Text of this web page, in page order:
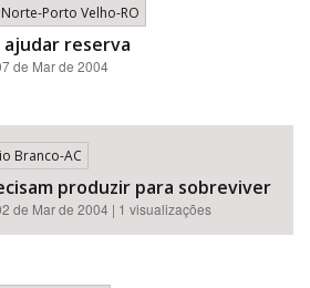
Porto Velho-RO
ajudar reserva
de Mar de 2004
Branco-AC
produzir para sobreviver
de Mar de 2004 | 1 visualizações